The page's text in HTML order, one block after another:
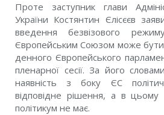
Проте заступник глави
України Костянтин Єлісєєв
введення безвізового
Європейським Союзом може
денного Європейського
пленарної сесії. За його
наявність з боку ЄС
відповідне рішення, а в цьому
політикум не має.